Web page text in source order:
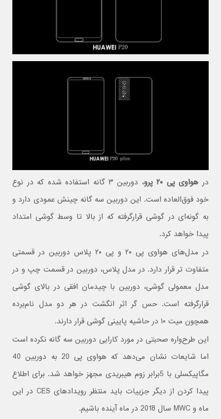
در هواوی پی ۲۰ پرو
، دوربین ۳ گانه استفاده شده که در نوع
خود فوق‌العاده است. این دوربین سه گانه چینش عمودی دارد و
به گونه‌ای در گوشی قرارگرفته که از بالا تا وسط گوشی امتداد
پیدا خواهد کرد.
در مدل‌های هواوی پی ۲۰ و پی ۲۰ پلاس دوربین در قسمتی
متفاوت تر قرار دارد. در مدل پلاس، دوربین در قسمت چپ و در
مدل معمولی گوشی، دوربین با چیدمان افقی در بالای گوشی
قرارگرفته است. حس گر اثر انگشت در هر دو مدل نام‌برده
همچون میت ۱۰ در حاشیه پایینی گوشی قرار دارند.
این طرح‌واره صحبتی در مورد کارایی دوربین سه گانه نکرده است
اما شایعات نشان می‌دهد که هواوی پی 20 به دوربین 40
مگاپیکسلی با 5برابر زوم هیبریدی مجهز خواهد شد. برای اطلاع
پیدا کردن از دیگر جزییات باید منتظر رویدادهای CES در این
ماه و MWC سال 2018 در ماه آینده باشیم.